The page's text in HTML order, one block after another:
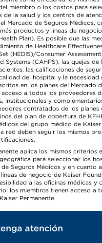
miembro o los costos para
de la salud y los centros de
Mercado de Seguros Médicos,
productos y líneas de
Plan). Es posible que las
de Healthcare
(HEDIS)/Consumer
Systems (CAHPS), las quejas de
las calificaciones de
del hospital y la necesidad
en los planes del Mercado
acceso a todos los proveedores
institucionales y
contratados de los planes
del plan de cobertura de
del grupo médico de
red deben seguir los mismos
aplica los mismos criterios
para seleccionar los
Seguros Médicos y en cuanto
de negocio de Kaiser
a las oficinas médicas y
los miembros tienen acceso a
Permanente.
atención